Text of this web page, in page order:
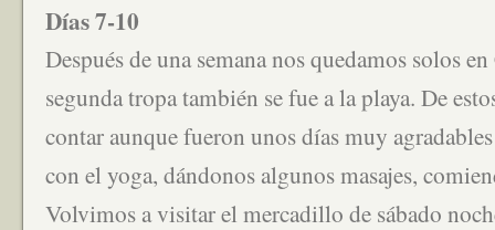
Días 7-10
Después de una semana nos quedamos solos
segunda tropa también se fue a la playa. De
contar aunque fueron unos días muy
con el yoga, dándonos algunos masajes,
Volvimos a visitar el mercadillo de sábado